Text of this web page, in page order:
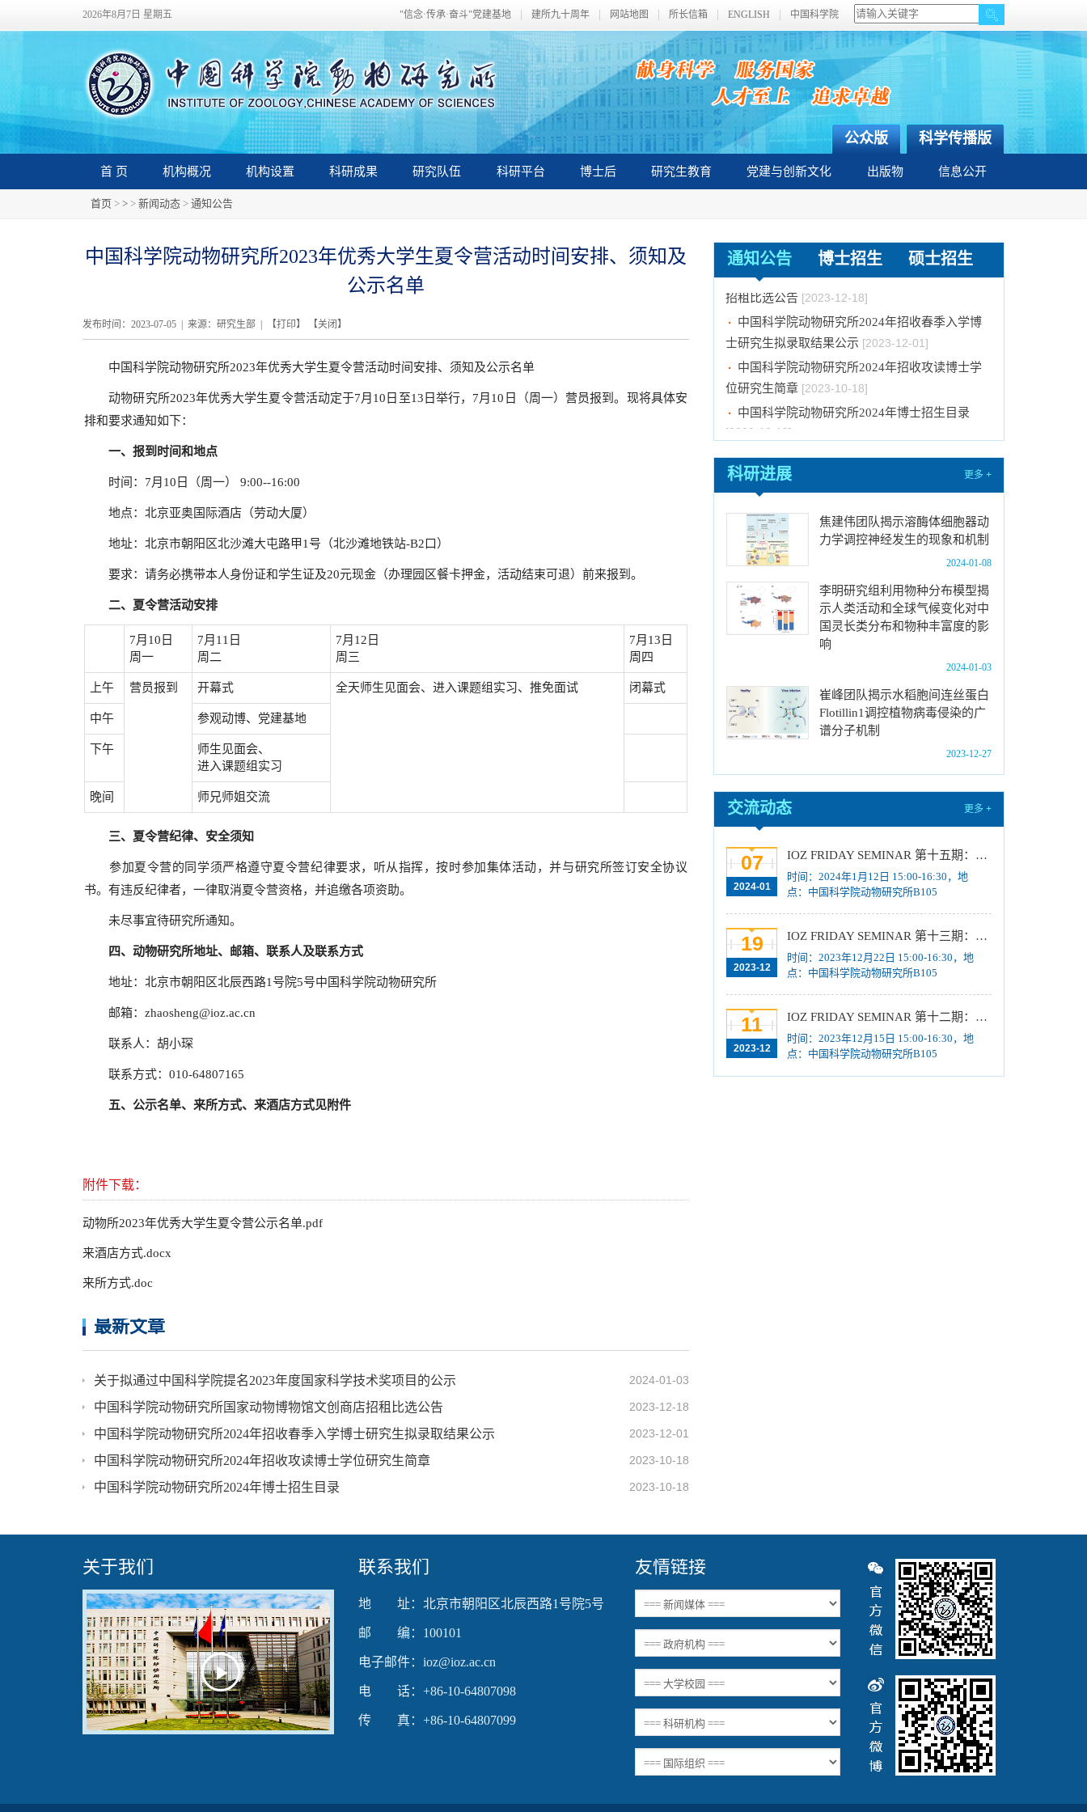
2026年8月7日 星期五 "信念·传承·奋斗"党建基地 建所九十周年 网站地图 所长信箱 ENGLISH 中国科学院
科学传播版
公众版
首 页 机构概况 机构设置 科研成果 研究队伍 科研平台 博士后 研究生教育 党建与创新文化 出版物 信息公开
首页 > > > 新闻动态 > 通知公告
中国科学院动物研究所2023年优秀大学生夏令营活动时间安排、须知及
公示名单
发布时间：2023-07-05 | 来源：研究生部 | 【打印】 【关闭 】
中国科学院动物研究所2023年优秀大学生夏令营活动时间安排、须知及公示名单
动物研究所2023年优秀大学生夏令营活动定于7月10日至13日举行，7月10日（周一）营员报到。现将具体安
排和要求通知如下：
一、报到时间和地点
时间：7月10日（周一） 9:00--16:00
地点：北京亚奥国际酒店（劳动大厦）
地址：北京市朝阳区北沙滩大屯路甲1号（北沙滩地铁站-B2口）
要求：请务必携带本人身份证和学生证及20元现金（办理园区餐卡押金，活动结束可退）前来报到。
二、夏令营活动安排
7月10日
周一
7月11日
周二
7月12日
周三
7月13日
周四
上午 营员报到 开幕式 全天师生见面会、进入课题组实习、推免面试 闭幕式
中午 参观动博、党建基地
下午
师生见面会、
进入课题组实习
晚间 师兄师姐交流
三、夏令营纪律、安全须知
参加夏令营的同学须严格遵守夏令营纪律要求，听从指挥，按时参加集体活动，并与研究所签订安全协议
书。有违反纪律者，一律取消夏令营资格，并追缴各项资助。
未尽事宜待研究所通知。
四、动物研究所地址、邮箱、联系人及联系方式
地址：北京市朝阳区北辰西路1号院5号中国科学院动物研究所
邮箱： zhaosheng@ioz.ac.cn
联系人：胡小琛
联系方式：010-64807165
五、公示名单、来所方式、来酒店方式见附件
附件下载：
动物所2023年优秀大学生夏令营公示名单.pdf
来酒店方式.docx
来所方式.doc
最新文章
2024-01-03
关于拟通过中国科学院提名2023年度国家科学技术奖项目的公示
2023-12-18
中国科学院动物研究所国家动物博物馆文创商店招租比选公告
2023-12-01
中国科学院动物研究所2024年招收春季入学博士研究生拟录取结果公示
2023-10-18
中国科学院动物研究所2024年招收攻读博士学位研究生简章
2023-10-18
中国科学院动物研究所2024年博士招生目录
通知公告 博士招生 硕士招生
技术奖项目的公示[2024-01-03]
中国科学院动物研究所国家动物博物馆文创商店
[2023-10-18]
2024年招收推荐免试硕士（含直博）研究生第
四批拟录取结果公示
关于2023年度中国科学院杰出科技成就奖的拟
推荐公示[2023-10-16]
中国科学院动物研究所2024年推免生放弃拟录
取资格公示[2023-10-07]
关于拟通过中国科学院提名2023年度国家科学
技术奖项目的公示[2024-01-03]
中国科学院动物研究所国家动物博物馆文创商店
[2023-12-18]
中国科学院动物研究所2024年招收春季入学博
士研究生拟录取结果公示[2023-12-01]
中国科学院动物研究所2024年招收攻读博士学
位研究生简章[2023-10-18]
2024年招收推荐免试硕士（含直博）研究生第
四批拟录取结果公示[2023-10-17]
关于2023年度中国科学院杰出科技成就奖的拟
推荐公示 [2023-10-16]
中国科学院动物研究所2024年推免生放弃拟录
取资格公示[2023-10-07]
科研进展 更多 +
焦建伟团队揭示溶酶体细胞器动
力学调控神经发生的现象和机制
2024-01-08
李明研究组利用物种分布模型揭
示人类活动和全球气候变化对中
国灵长类分布和物种丰富度的影
响
2024-01-03
崔峰团队揭示水稻胞间连丝蛋白
Flotillin1调控植物病毒侵染的广
谱分子机制
2023-12-27
交流动态 更多 +
07
2024-01
IOZ FRIDAY SEMINAR 第十五期：Neuronal diversification, specification and function in the hypothalamus、本能行为调控的嗅觉神经编码机制
时间：2024年1月12日 15:00-16:30，地
点：中国科学院动物研究所B105
19
2023-12
IOZ FRIDAY SEMINAR 第十三期：上皮类器官系统构建之组织力的协调与细胞应答解析、利用表观基因组编辑技术调控基因表达
时间：2023年12月22日 15:00-16:30，地
点：中国科学院动物研究所B105
11
2023-12
IOZ FRIDAY SEMINAR 第十二期：动物月节律和年节律的奥秘探究、功能性毛细血管网络的体外构建及应用
时间：2023年12月15日 15:00-16:30，地
点：中国科学院动物研究所B105
关于我们
Play
Video
联系我们
地 址：北京市朝阳区北辰西路1号院5号
邮 编：100101
电子邮件：ioz@ioz.ac.cn
电 话：+86-10-64807098
传 真：+86-10-64807099
友情链接